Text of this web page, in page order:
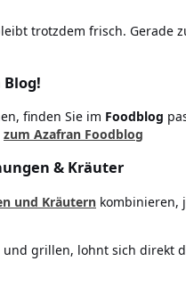
trotzdem frisch. Gerade
finden Sie im Foodblog
zum Azafran Foodblog
& Kräuter
und Kräutern kombinieren,
und grillen, lohnt sich direkt